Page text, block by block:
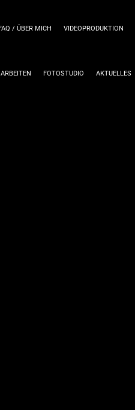
/ ÜBER MICH VIDEOPRODUKTION
FOTOSTUDIO AKTUELLES